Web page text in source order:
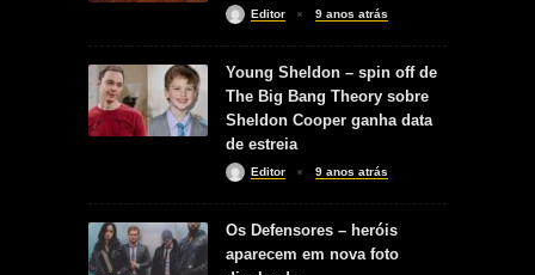
Editor 9 anos atrás
Young Sheldon – spin off de
The Big Bang Theory sobre
Sheldon Cooper ganha data
de estreia
Editor 9 anos atrás
Os Defensores – heróis
aparecem em nova foto